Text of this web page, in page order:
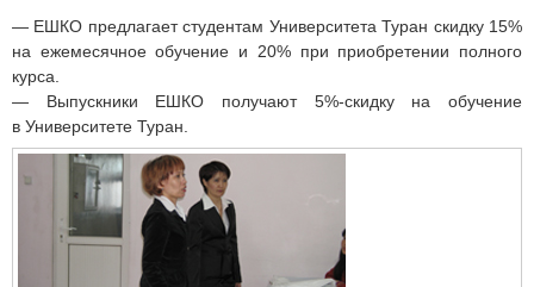
— ЕШКО предлагает студентам Университета Туран скидку 15%
на ежемесячное обучение и 20% при приобретении полного
курса.
— Выпускники ЕШКО получают 5%-скидку на обучение
в Университете Туран.